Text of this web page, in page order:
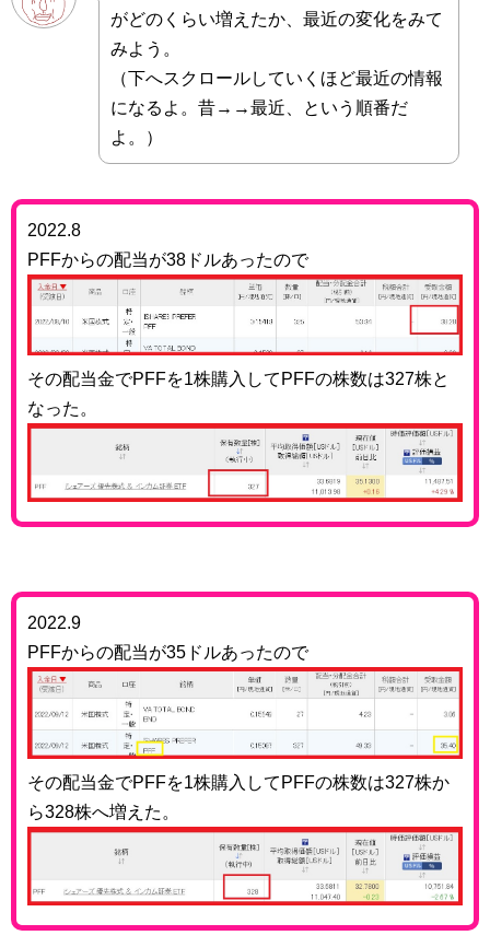
がどのくらい増えたか、最近の変化をみて
みよう。
（下へスクロールしていくほど最近の情報
になるよ。昔→→最近、という順番だ
よ。）
2022.8
PFFからの配当が38ドルあったので
その配当金でPFFを1株購入してPFFの株数は327株と
なった。
2022.9
PFFからの配当が35ドルあったので
その配当金でPFFを1株購入してPFFの株数は327株か
ら328株へ増えた。